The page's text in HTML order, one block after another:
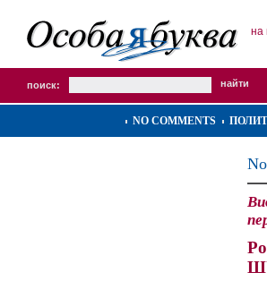
на
поиск:
NO COMMENTS